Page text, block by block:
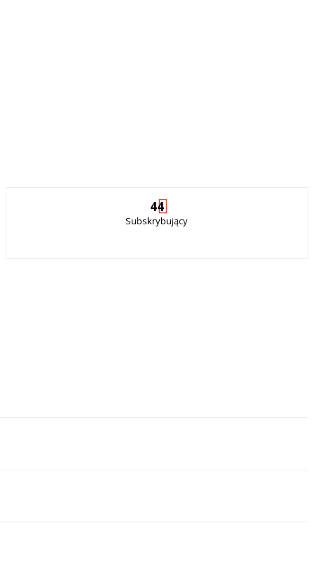
44
Subskrybujący